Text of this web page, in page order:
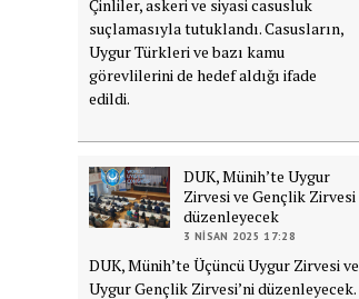
Çinliler, askeri ve siyasi casusluk
suçlamasıyla tutuklandı. Casusların,
Uygur Türkleri ve bazı kamu
görevlilerini de hedef aldığı ifade
edildi.
DUK, Münih’te Uygur
Zirvesi ve Gençlik Zirvesi
düzenleyecek
3 NISAN 2025 17:28
DUK, Münih’te Üçüncü Uygur Zirvesi ve
Uygur Gençlik Zirvesi’ni düzenleyecek.